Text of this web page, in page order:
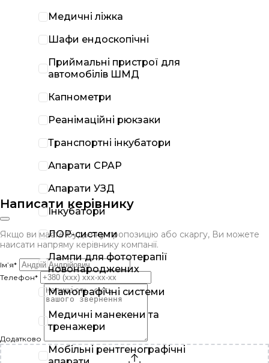
Медичні ліжка
Шафи ендоскопічні
Приймальні пристрої для
автомобілів ШМД
Капнометри
Реанімаційні рюкзаки
Транспортні інкубатори
Апарати CPAP
Апарати УЗД
Інкубатори
ЛОР-системи
Лампи для фототерапії
новонароджених
Мамографічні системи
Медичні манекени та
тренажери
Мобільні рентгенографічні
Написати керівнику
Якщо ви маєте будь-яку пропозицію або скаргу, Ви можете
наисати напряму керівнику компанії.
Ім’я*
Телефон*
Додатково